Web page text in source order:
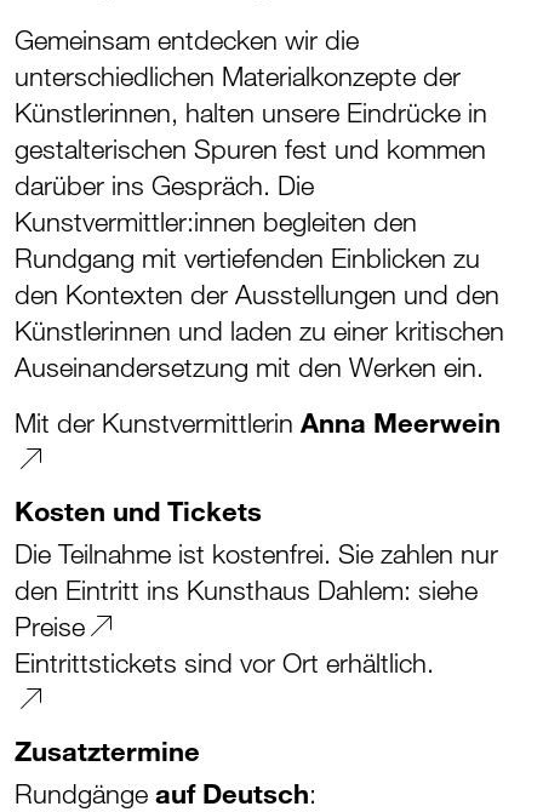
Gemeinsam entdecken wir die
unterschiedlichen Materialkonzepte der
Künstlerinnen, halten unsere Eindrücke in
gestalterischen Spuren fest und kommen
darüber ins Gespräch. Die
Kunstvermittler:innen begleiten den
Rundgang mit vertiefenden Einblicken zu
den Kontexten der Ausstellungen und den
Künstlerinnen und laden zu einer kritischen
Auseinandersetzung mit den Werken ein.
Mit der Kunstvermittlerin Anna Meerwein
Kosten und Tickets
Die Teilnahme ist kostenfrei. Sie zahlen nur
den Eintritt ins Kunsthaus Dahlem: siehe
Preise
Eintrittstickets sind vor Ort erhältlich.
Zusatztermine
Rundgänge auf Deutsch: